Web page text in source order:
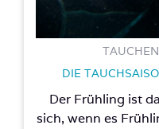
DIE
Der Frühling ist
sich, wenn es